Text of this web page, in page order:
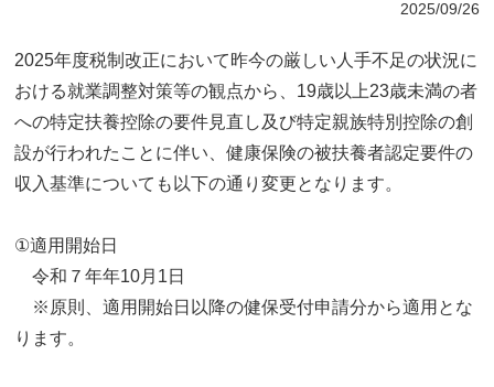
2025/09/26
2025年度税制改正において昨今の厳しい人手不足の状況に
おける就業調整対策等の観点から、19歳以上23歳未満の者
への特定扶養控除の要件見直し及び特定親族特別控除の創
設が行われたことに伴い、健康保険の被扶養者認定要件の
収入基準についても以下の通り変更となります。
①適用開始日
令和７年年10月1日
※原則、適用開始日以降の健保受付申請分から適用とな
ります。